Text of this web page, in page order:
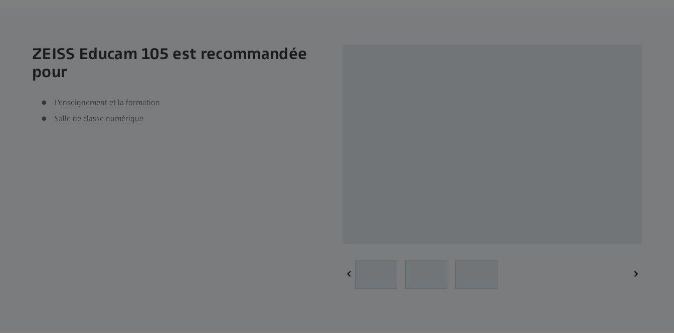
ZEISS Educam 105 est recommandée
pour
L'enseignement et la formation
Salle de classe numérique